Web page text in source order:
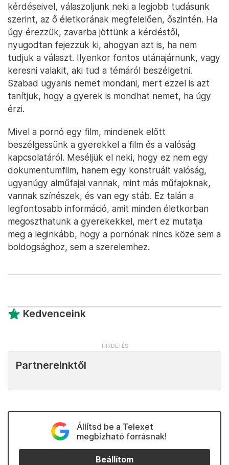
kérdéseivel, válaszoljunk neki a legjobb tudásunk
szerint, az ő életkorának megfelelően, őszintén. Ha
úgy érezzük, zavarba jöttünk a kérdéstől,
nyugodtan fejezzük ki, ahogyan azt is, ha nem
tudjuk a választ. Ilyenkor fontos utánajárnunk, vagy
keresni valakit, aki tud a témáról beszélgetni.
Szabad ugyanis nemet mondani, mert ezzel is azt
tanítjuk, hogy a gyerek is mondhat nemet, ha úgy
érzi.
Mivel a pornó egy film, mindenek előtt
beszélgessünk a gyerekkel a film és a valóság
kapcsolatáról. Meséljük el neki, hogy ez nem egy
dokumentumfilm, hanem egy konstruált valóság,
ugyanúgy alműfajai vannak, mint más műfajoknak,
vannak színészek, és van egy stáb. Ez talán a
legfontosabb információ, amit minden életkorban
megoszthatunk a gyerekekkel, mert ez mutatja
meg a leginkább, hogy a pornónak nincs köze sem a
boldogsághoz, sem a szerelemhez.
Kedvenceink
Partnereinktől
Állítsd be a Telexet
megbízható forrásnak!
Beállítom